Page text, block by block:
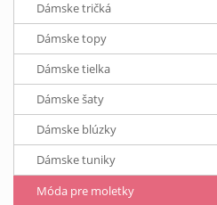
Dámske tričká
Dámske topy
Dámske tielka
Dámske šaty
Dámske blúzky
Dámske tuniky
Móda pre moletky